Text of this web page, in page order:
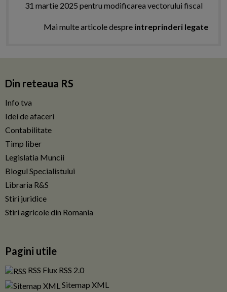
31 martie 2025 pentru modificarea vectorului fiscal
Mai multe articole despre intreprinderi legate
Din reteaua RS
Info tva
Idei de afaceri
Contabilitate
Timp liber
Legislatia Muncii
Blogul Specialistului
Libraria R&S
Stiri juridice
Stiri agricole din Romania
Pagini utile
RSS Flux RSS 2.0
Sitemap XML